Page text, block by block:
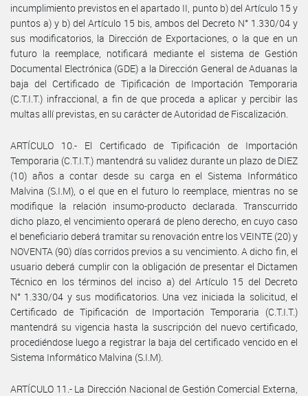
incumplimiento previstos en el apartado II, punto b) del Artículo 15 y
puntos a) y b) del Artículo 15 bis, ambos del Decreto N° 1.330/04 y
sus modificatorios, la Dirección de Exportaciones, o la que en un
futuro la reemplace, notificará mediante el sistema de Gestión
Documental Electrónica (GDE) a la Dirección General de Aduanas la
baja del Certificado de Tipificación de Importación Temporaria
(C.T.I.T.) infraccional, a fin de que proceda a aplicar y percibir las
multas allí previstas, en su carácter de Autoridad de Fiscalización.
ARTÍCULO 10.- El Certificado de Tipificación de Importación
Temporaria (C.T.I.T.) mantendrá su validez durante un plazo de DIEZ
(10) años a contar desde su carga en el Sistema Informático
Malvina (S.I.M), o el que en el futuro lo reemplace, mientras no se
modifique la relación insumo-producto declarada. Transcurrido
dicho plazo, el vencimiento operará de pleno derecho, en cuyo caso
el beneficiario deberá tramitar su renovación entre los VEINTE (20) y
NOVENTA (90) días corridos previos a su vencimiento. A dicho fin, el
usuario deberá cumplir con la obligación de presentar el Dictamen
Técnico en los términos del inciso a) del Artículo 15 del Decreto
N° 1.330/04 y sus modificatorios. Una vez iniciada la solicitud, el
Certificado de Tipificación de Importación Temporaria (C.T.I.T.)
mantendrá su vigencia hasta la suscripción del nuevo certificado,
procediéndose luego a registrar la baja del certificado vencido en el
Sistema Informático Malvina (S.I.M).
ARTÍCULO 11.- La Dirección Nacional de Gestión Comercial Externa,